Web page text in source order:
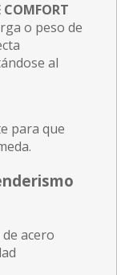
o peso de
al
para que
acero